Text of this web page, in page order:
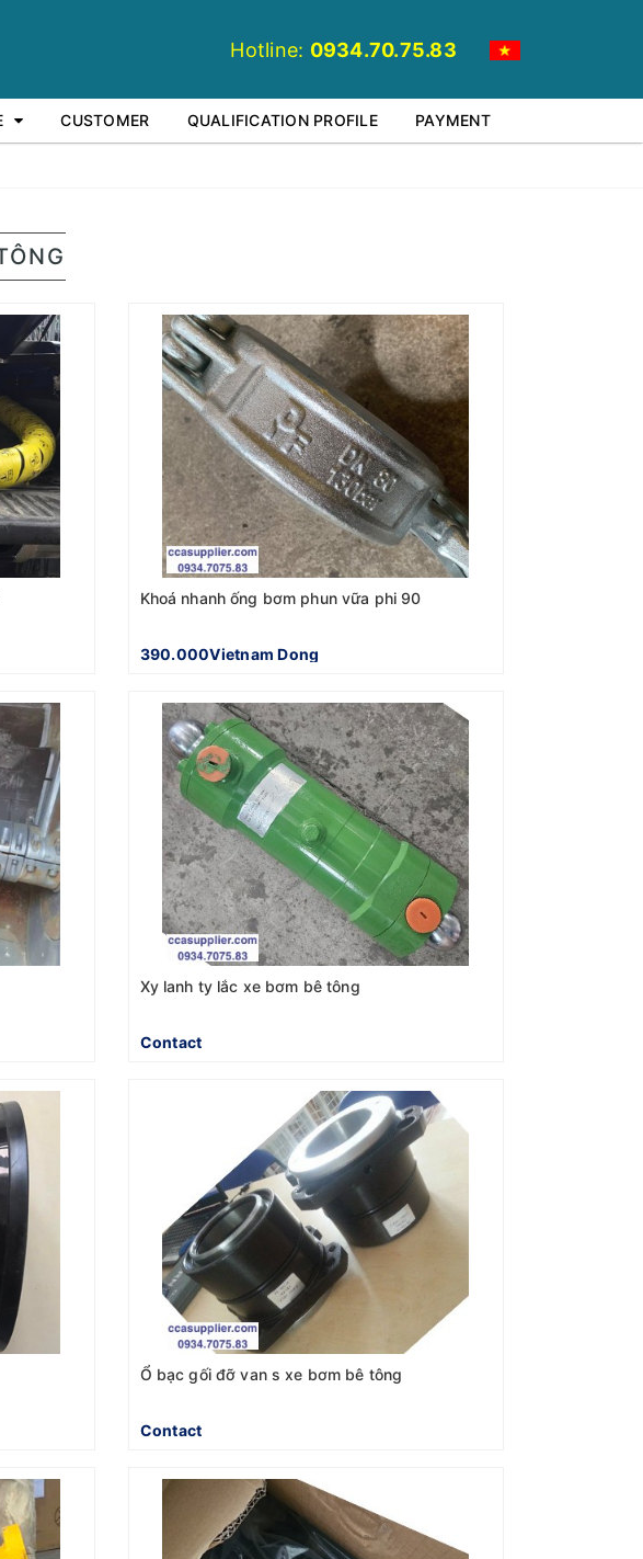
Hotline: 0934.70.75.83
CUSTOMER QUALIFICATION PROFILE PAYMENT
Khoá nhanh ống bơm phun vữa phi 90
390.000Vietnam Dong
Xy lanh ty lắc xe bơm bê tông
Contact
Ổ bạc gối đỡ van s xe bơm bê tông
Contact